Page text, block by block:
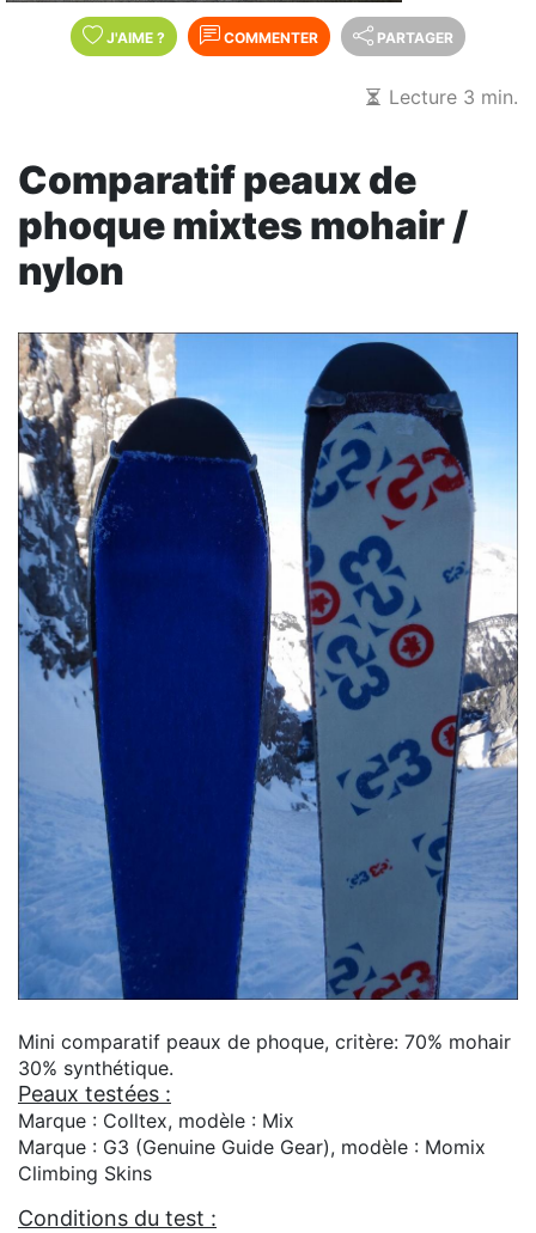
J'AIME ? COMMENTER PARTAGER
Lecture 3 min.
Comparatif peaux de
phoque mixtes mohair /
nylon
Mini comparatif peaux de phoque, critère: 70% mohair
30% synthétique.
Peaux testées :
Marque : Colltex, modèle : Mix
Marque : G3 (Genuine Guide Gear), modèle : Momix
Climbing Skins
Conditions du test :